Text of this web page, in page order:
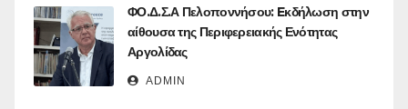
ΦΟ.Δ.Σ.Α Πελοποννήσου: Eκδήλωση στην
αίθουσα της Περιφερειακής Ενότητας
Αργολίδας
ADMIN